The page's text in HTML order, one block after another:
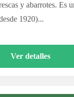
y abarrotes. Es
1920)...
Ver detalles